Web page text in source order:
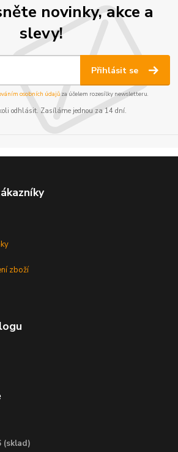
novinky, akce a
slevy!
Přihlásit se
osobních údajůza účelem rozesílky newsletteru.
odhlásit. Zasíláme jednou za 14 dní.
zboží
(sklad)